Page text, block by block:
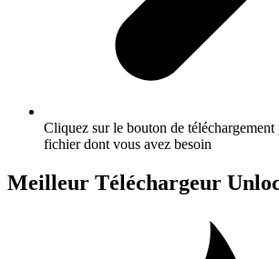
Cliquez sur le bouton de
fichier dont vous avez besoin
Meilleur Téléchargeur